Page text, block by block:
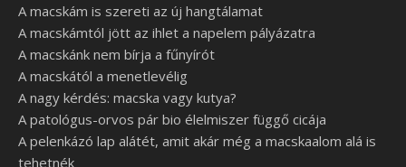
A macskám is szereti az új hangtálamat
A macskámtól jött az ihlet a napelem pályázatra
A macskánk nem bírja a fűnyírót
A macskától a menetlevélig
A nagy kérdés: macska vagy kutya?
A patológus-orvos pár bio élelmiszer függő cicája
A pelenkázó lap alátét, amit akár még a macskaalom alá is
tehetnék